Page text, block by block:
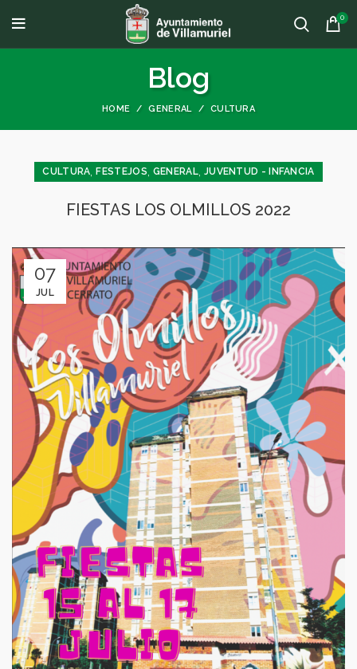
0
Blog
HOME GENERAL CULTURA
CULTURA ,FESTEJOS GENERAL, JUVENTUD - INFANCIA
FIESTAS LOS OLMILLOS 2022
07
JUL